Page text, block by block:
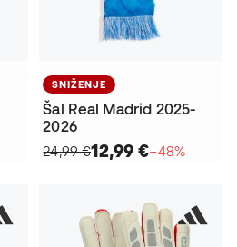
SNIŽENJE
Šal Real Madrid 2025-
2026
24,99 €12,99 €−48%